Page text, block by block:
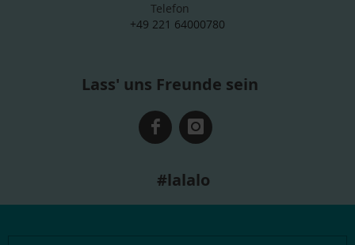
Telefon
+49 221 64000780
Lass' uns Freunde sein
#lalalo